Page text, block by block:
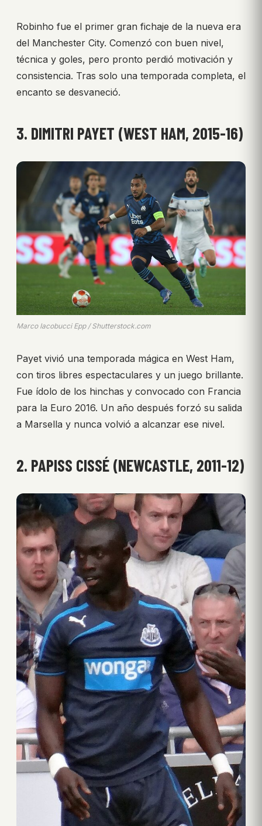
Robinho fue el primer gran fichaje de la nueva era
del Manchester City. Comenzó con buen nivel,
técnica y goles, pero pronto perdió motivación y
consistencia. Tras solo una temporada completa, el
encanto se desvaneció.
3. DIMITRI PAYET (WEST HAM, 2015-16)
Marco Iacobucci Epp / Shutterstock.com
Payet vivió una temporada mágica en West Ham,
con tiros libres espectaculares y un juego brillante.
Fue ídolo de los hinchas y convocado con Francia
para la Euro 2016. Un año después forzó su salida
a Marsella y nunca volvió a alcanzar ese nivel.
2. PAPISS CISSÉ (NEWCASTLE, 2011-12)